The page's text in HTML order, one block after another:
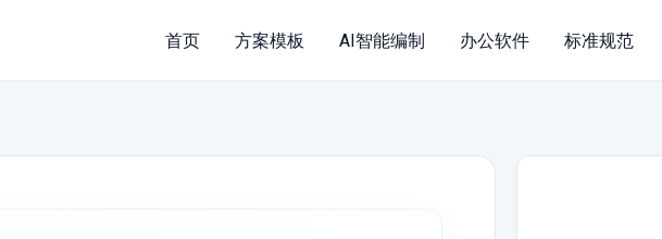
首页 方案模板 AI智能编制 办公软件 标准规范